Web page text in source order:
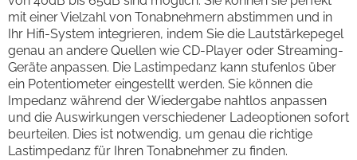
mit einer Vielzahl von Tonabnehmern abstimmen und in
Ihr Hifi-System integrieren, indem Sie die Lautstärkepegel
genau an andere Quellen wie CD-Player oder Streaming-
Geräte anpassen. Die Lastimpedanz kann stufenlos über
ein Potentiometer eingestellt werden. Sie können die
Impedanz während der Wiedergabe nahtlos anpassen
und die Auswirkungen verschiedener Ladeoptionen sofort
beurteilen. Dies ist notwendig, um genau die richtige
Lastimpedanz für Ihren Tonabnehmer zu finden.